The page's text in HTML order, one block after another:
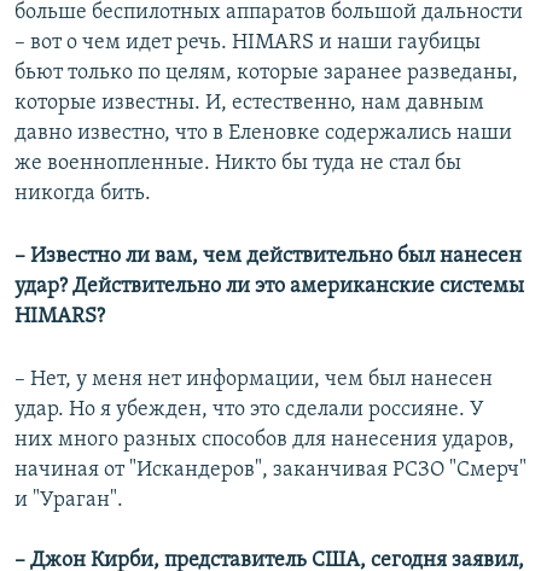
больше беспилотных аппаратов большой дальности
– вот о чем идет речь. HIMARS и наши гаубицы
бьют только по целям, которые заранее разведаны,
которые известны. И, естественно, нам давным
давно известно, что в Еленовке содержались наши
же военнопленные. Никто бы туда не стал бы
никогда бить.
– Известно ли вам, чем действительно был нанесен
удар? Действительно ли это американские системы
HIMARS?
– Нет, у меня нет информации, чем был нанесен
удар. Но я убежден, что это сделали россияне. У
них много разных способов для нанесения ударов,
начиная от "Искандеров", заканчивая РСЗО "Смерч"
и "Ураган".
– Джон Кирби, представитель США, сегодня заявил,